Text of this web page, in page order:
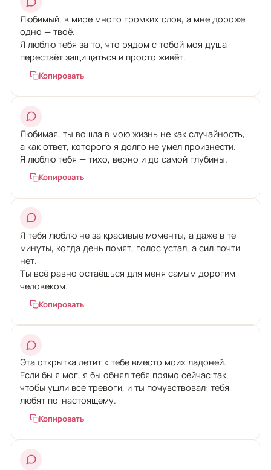
Любимый, в мире много громких слов, а мне дороже
одно — твоё.
Я люблю тебя за то, что рядом с тобой моя душа
перестаёт защищаться и просто живёт.
Копировать
Любимая, ты вошла в мою жизнь не как случайность,
а как ответ, которого я долго не умел произнести.
Я люблю тебя — тихо, верно и до самой глубины.
Копировать
Я тебя люблю не за красивые моменты, а даже в те
минуты, когда день помят, голос устал, а сил почти
нет.
Ты всё равно остаёшься для меня самым дорогим
человеком.
Копировать
Эта открытка летит к тебе вместо моих ладоней.
Если бы я мог, я бы обнял тебя прямо сейчас так,
чтобы ушли все тревоги, и ты почувствовал: тебя
любят по-настоящему.
Копировать